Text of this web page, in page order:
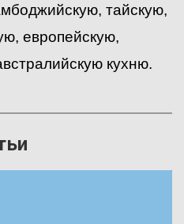
тайскую,
европейскую,
кухню.